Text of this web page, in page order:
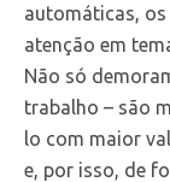
automáticas,
atenção em
Não só
trabalho – são
lo com maior
e, por isso, de